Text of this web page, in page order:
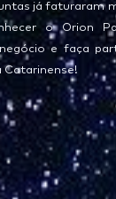
já faturaram
o Orion
e faça
Catarinense!